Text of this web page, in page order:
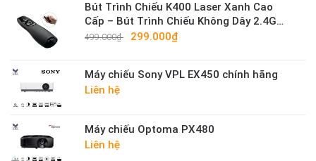
Bút Trình Chiếu K400 Laser Xanh Cao
Cấp – Bút Trình Chiếu Không Dây 2.4G
Sáng Mạnh
499.000₫ 299.000₫
Máy chiếu Sony VPL EX450 chính hãng
Liên hệ
Máy chiếu Optoma PX480
Liên hệ